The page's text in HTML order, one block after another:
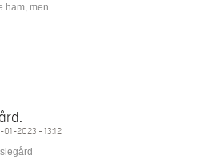
ham, men
01-2023 - 13:12